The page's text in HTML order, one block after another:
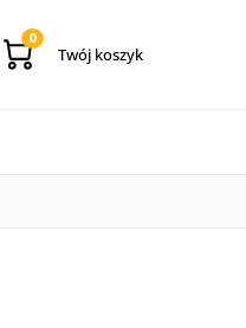
0
Twój koszyk